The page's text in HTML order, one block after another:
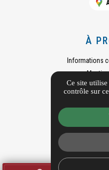
À
Informations
Ce site
contrôle sur